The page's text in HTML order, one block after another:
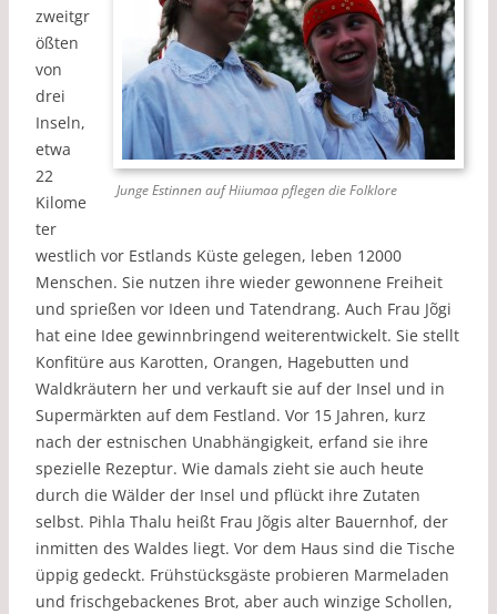
Junge Estinnen auf Hiiumaa pflegen die Folklore
zweitgr
ößten
von
drei
Inseln,
etwa
22
Kilome
ter
westlich vor Estlands Küste gelegen, leben 12000
Menschen. Sie nutzen ihre wieder gewonnene Freiheit
und sprießen vor Ideen und Tatendrang. Auch Frau Jõgi
hat eine Idee gewinnbringend weiterentwickelt. Sie stellt
Konfitüre aus Karotten, Orangen, Hagebutten und
Waldkräutern her und verkauft sie auf der Insel und in
Supermärkten auf dem Festland. Vor 15 Jahren, kurz
nach der estnischen Unabhängigkeit, erfand sie ihre
spezielle Rezeptur. Wie damals zieht sie auch heute
durch die Wälder der Insel und pflückt ihre Zutaten
selbst. Pihla Thalu heißt Frau Jõgis alter Bauernhof, der
inmitten des Waldes liegt. Vor dem Haus sind die Tische
üppig gedeckt. Frühstücksgäste probieren Marmeladen
und frischgebackenes Brot, aber auch winzige Schollen,